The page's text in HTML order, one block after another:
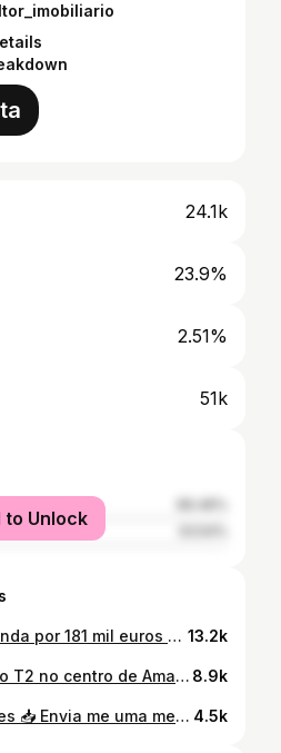
24.1k
23.9%
2.51%
51k
to Unlock
Apartamento T2 a venda por 181 mil euros 🏠💰 Localização: Rio de Mouro Para maos informações envia uma mensagem 📥 13.2k
Aluga se apartamento T2 no centro de Amadora 🏠📥 Arrendamento de um apartamento T2 no centro de Amadora. Para mais informações envia nos uma mensagem 📥 8.9k
Para mais informações 📥 Envia me uma mensagem 📥 4.5k